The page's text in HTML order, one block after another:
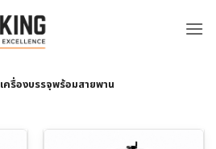
เครื่องบรรจุพร้อมสายพาน